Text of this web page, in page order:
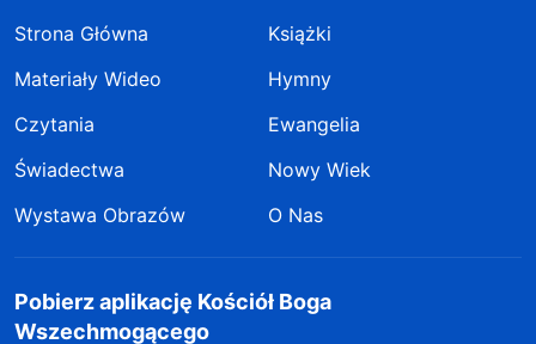
Strona Główna
Książki
Materiały Wideo
Hymny
Czytania
Ewangelia
Świadectwa
Nowy Wiek
Wystawa Obrazów
O Nas
Pobierz aplikację Kościół Boga
Wszechmogącego